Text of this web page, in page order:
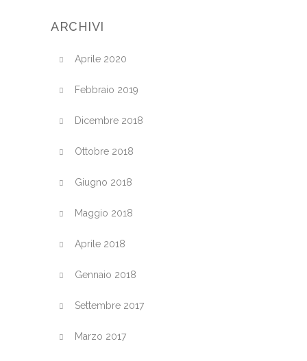
ARCHIVI
Aprile 2020
Febbraio 2019
Dicembre 2018
Ottobre 2018
Giugno 2018
Maggio 2018
Aprile 2018
Gennaio 2018
Settembre 2017
Marzo 2017